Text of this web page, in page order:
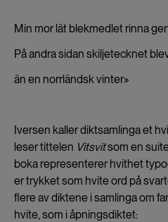
Min mor lät blekmedlet rinna
På andra sidan skiljetecknet
än en norrländsk vinter»
Iversen kaller diktsamlinga et
leser tittelen Vitsvitsom en
boka representerer hvithet
er trykket som hvite ord på
flere av diktene i samlinga om
hvite, som i åpningsdiktet: